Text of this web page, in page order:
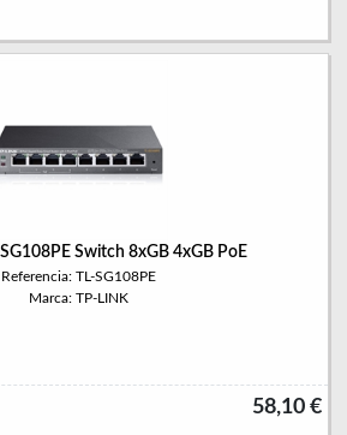
SG108PE Switch 8xGB 4xGB PoE
Referencia: TL-SG108PE
Marca: TP-LINK
58,10 €